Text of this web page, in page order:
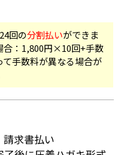
回の分割払いができま
合：1,800円×10回+手数
手数料が異なる場合が
求書払い